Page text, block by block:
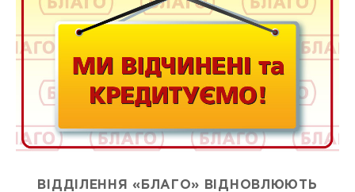
ВІДДІЛЕННЯ «БЛАГО» ВІДНОВЛЮЮТЬ